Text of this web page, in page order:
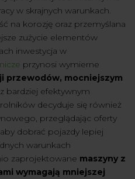
w skrajnych warunkach.
na korozję oraz przemyślana
zużycie elementów
inwestycja w
przynosi wymierne
przewodów, mocniejszym
bardziej efektywnym
decyduje się również
przeglądając oferty
dobrać pojazdy lepiej
warunkach
zaprojektowane maszyny z
wymagają mniejszej